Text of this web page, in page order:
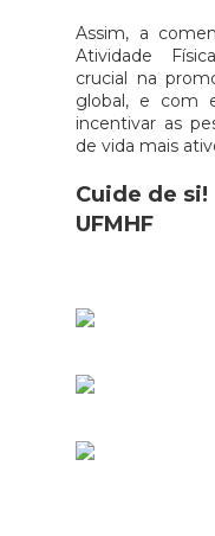
Assim, a
Atividade
crucial na
global, e com
incentivar as
de vida mais
Cuide de si!
UFMHF